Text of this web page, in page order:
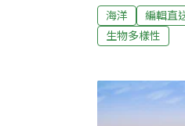
關單位會勘後
不准人車進入
堆成山！ 彰化
了讓舊衣延續
想到民眾反應
海洋 編輯直
生物多樣性